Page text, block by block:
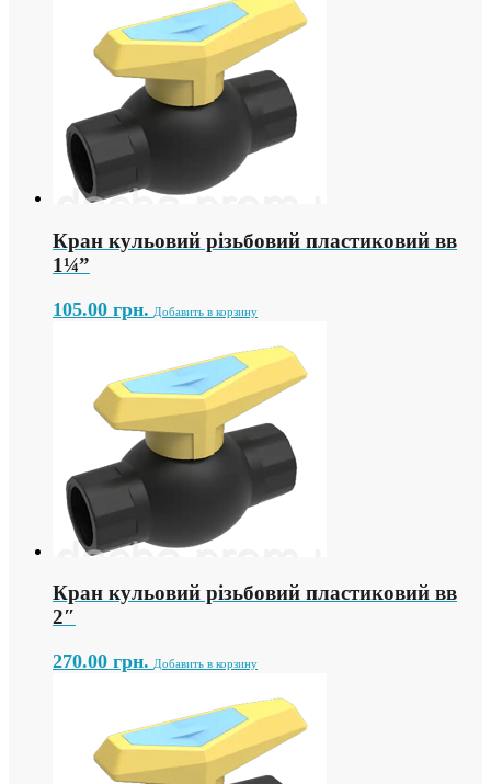
Кран кульовий різьбовий пластиковий вв
1¼”
105.00 грн. Добавить в корзину
Кран кульовий різьбовий пластиковий вв
2″
270.00 грн. Добавить в корзину